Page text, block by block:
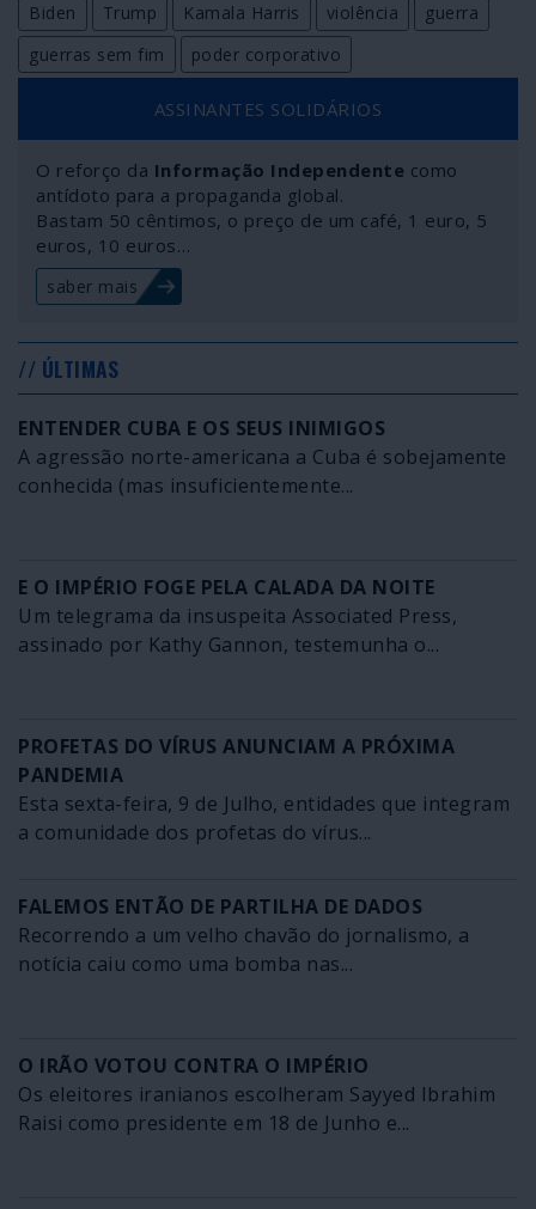
Biden
Trump Kamala Harris violência
guerra
guerras sem fim
poder corporativo
ASSINANTES SOLIDÁRIOS
O reforço da Informação Independente como
antídoto para a propaganda global.
Bastam 50 cêntimos, o preço de um café, 1 euro, 5
euros, 10 euros…
saber mais
// ÚLTIMAS
ENTENDER CUBA E OS SEUS INIMIGOS
A agressão norte-americana a Cuba é sobejamente
conhecida (mas insuficientemente...
E O IMPÉRIO FOGE PELA CALADA DA NOITE
Um telegrama da insuspeita Associated Press,
assinado por Kathy Gannon, testemunha o...
PROFETAS DO VÍRUS ANUNCIAM A PRÓXIMA
PANDEMIA
Esta sexta-feira, 9 de Julho, entidades que integram
a comunidade dos profetas do vírus...
FALEMOS ENTÃO DE PARTILHA DE DADOS
Recorrendo a um velho chavão do jornalismo, a
notícia caiu como uma bomba nas...
O IRÃO VOTOU CONTRA O IMPÉRIO
Os eleitores iranianos escolheram Sayyed Ibrahim
Raisi como presidente em 18 de Junho e...